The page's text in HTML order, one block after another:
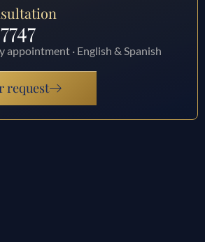
appointment · English & Spanish
request